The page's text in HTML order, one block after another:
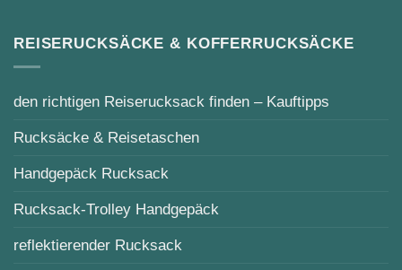
REISERUCKSÄCKE & KOFFERRUCKSÄCKE
den richtigen Reiserucksack finden – Kauftipps
Rucksäcke & Reisetaschen
Handgepäck Rucksack
Rucksack-Trolley Handgepäck
reflektierender Rucksack